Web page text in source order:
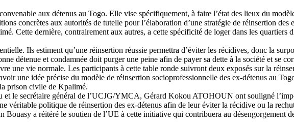
aux détenus au Togo. Elle vise spécifiquement, à faire l’état des lieux du
concrètes aux autorités de tutelle pour l’élaboration d’une stratégie de réinsertion des
Cette dernière, contrairement aux autres, a cette spécificité de loger dans les quartiers
Ils estiment qu’une réinsertion réussie permettra d’éviter les récidives, donc la
détenue et condamnée doit purger une peine afin de payer sa dette à la société et se
une vie normale. Les participants à cette table ronde suivront deux exposés sur la
une idée précise du modèle de réinsertion socioprofessionnelle des ex-détenus au
prison civile de Kpalimé.
le secrétaire général de l’UCJG/YMCA, Gérard Kokou ATOHOUN ont souligné
véritable politique de réinsertion des ex-détenus afin de leur éviter la récidive ou la
a réitéré le soutien de l’UE à cette initiative qui contribuera au désengorgement